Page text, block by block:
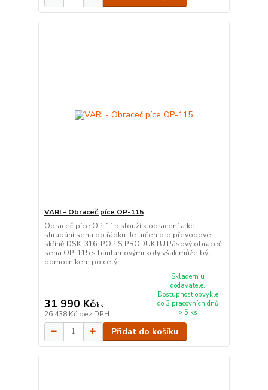
VARI - Obraceč píce OP-115
Obraceč píce OP-115 slouží k obracení a ke
shrabání sena do řádku. Je určen pro převodové
skříně DSK-316. POPIS PRODUKTU Pásový obraceč
sena OP-115 s bantamovými koly však může být
pomocníkem po celý ...
31 990 Kč/ks
26 438 Kč bez DPH
Skladem u
dodavatele.
Dostupnost obvykle
do 3 pracovních dnů
> 5 ks
Přidat do košíku